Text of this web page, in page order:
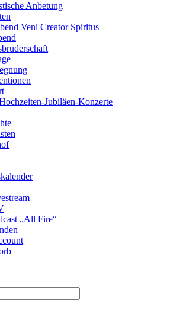
Anbetung
Veni Creator Spiritus
Jubiläen-Konzerte
„All Fire“